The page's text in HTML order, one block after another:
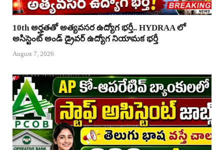
10th అర్హతతో అత్యవసర ఉద్యోగ భర్తీ.. HYDRAA లో
అసిస్టెంట్ అండ్ డ్రైవర్ ఉద్యోగ నియామక భర్తీ
August 7, 2026